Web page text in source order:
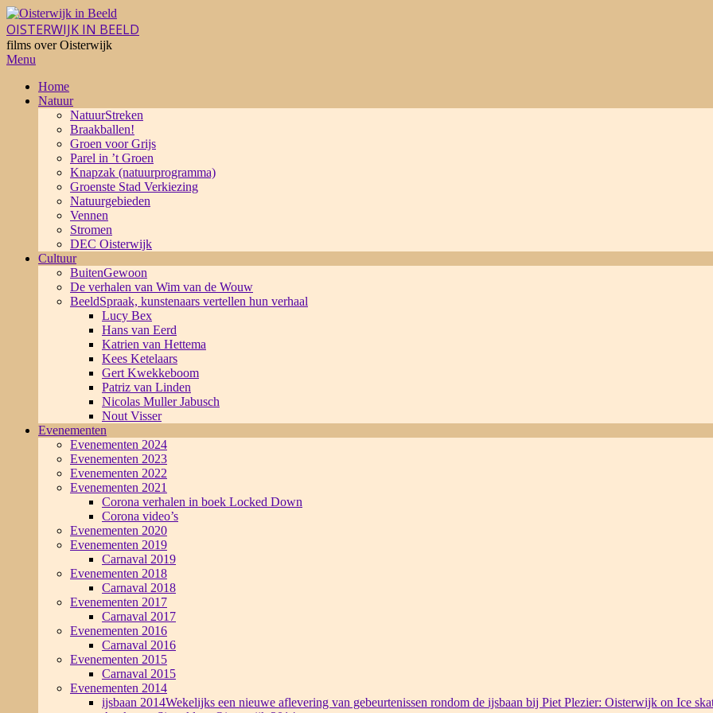
Skip
to
content
OISTERWIJK IN BEELD
films over Oisterwijk
Primary
Menu
Menu
Home
Natuur
NatuurStreken
Braakballen!
Groen voor Grijs
Parel in ’t Groen
Knapzak (natuurprogramma)
Groenste Stad Verkiezing
Natuurgebieden
Vennen
Stromen
DEC Oisterwijk
Cultuur
BuitenGewoon
De verhalen van Wim van de Wouw
BeeldSpraak, kunstenaars vertellen hun verhaal
Lucy Bex
Hans van Eerd
Katrien van Hettema
Kees Ketelaars
Gert Kwekkeboom
Patriz van Linden
Nicolas Muller Jabusch
Nout Visser
Evenementen
Evenementen 2024
Evenementen 2023
Evenementen 2022
Evenementen 2021
Corona verhalen in boek Locked Down
Corona video’s
Evenementen 2020
Evenementen 2019
Carnaval 2019
Evenementen 2018
Carnaval 2018
Evenementen 2017
Carnaval 2017
Evenementen 2016
Carnaval 2016
Evenementen 2015
Carnaval 2015
Evenementen 2014
ijsbaan 2014Wekelijks een nieuwe aflevering van gebeurtenissen rondom de ijsbaan bij Piet Plezier: Oisterwijk on Ice